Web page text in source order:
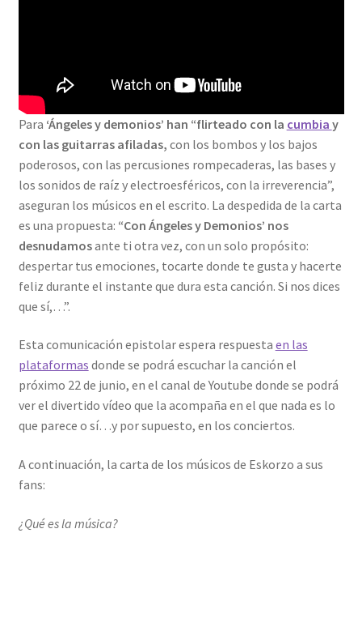
Para ‘Ángeles y demonios’ han “flirteado con la cumbia y
con las guitarras afiladas, con los bombos y los bajos
poderosos, con las percusiones rompecaderas, las bases y
los sonidos de raíz y electroesféricos, con la irreverencia”,
aseguran los músicos en el escrito. La despedida de la carta
es una propuesta: “Con Ángeles y Demonios’ nos
desnudamosante ti otra vez, con un solo propósito:
despertar tus emociones, tocarte donde te gusta y hacerte
feliz durante el instante que dura esta canción. Si nos dices
que sí,…”.
Esta comunicación epistolar espera respuesta en las
plataformas donde se podrá escuchar la canción el
próximo 22 de junio, en el canal de Youtube donde se podrá
ver el divertido vídeo que la acompaña en el que nada es lo
que parece o sí…y por supuesto, en los conciertos.
A continuación, la carta de los músicos de Eskorzo a sus
fans:
¿Qué es la música?